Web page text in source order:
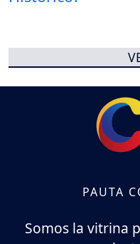
PAUTA
Somos la vitrina